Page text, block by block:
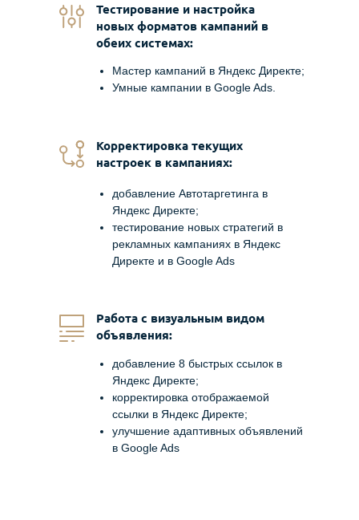
Тестирование и настройка
новых форматов кампаний в
обеих системах:
Корректировка текущих
настроек в кампаниях:
Работа с визуальным видом
объявления:
Мастер кампаний в Яндекс Директе;
Умные кампании в Google Ads.
добавление Автотаргетинга в
Яндекс Директе;
тестирование новых стратегий в
рекламных кампаниях в Яндекс
Директе и в Google Ads
добавление 8 быстрых ссылок в
Яндекс Директе;
корректировка отображаемой
ссылки в Яндекс Директе;
улучшение адаптивных объявлений
в Google Ads